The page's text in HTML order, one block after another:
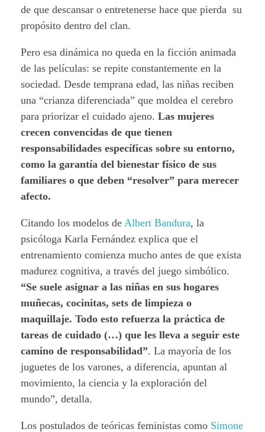
de que descansar o entretenerse hace que pierda su
propósito dentro del clan.
Pero esa dinámica no queda en la ficción animada
de las películas: se repite constantemente en la
sociedad. Desde temprana edad, las niñas reciben
una “crianza diferenciada” que moldea el cerebro
para priorizar el cuidado ajeno. Las mujeres
crecen convencidas de que tienen
responsabilidades específicas sobre su entorno,
como la garantía del bienestar físico de sus
familiares o que deben “resolver” para merecer
afecto.
Citando los modelos de Albert Bandura, la
psicóloga Karla Fernández explica que el
entrenamiento comienza mucho antes de que exista
madurez cognitiva, a través del juego simbólico.
“Se suele asignar a las niñas en sus hogares
muñecas, cocinitas, sets de limpieza o
maquillaje. Todo esto refuerza la práctica de
tareas de cuidado (…) que les lleva a seguir este
camino de responsabilidad”. La mayoría de los
juguetes de los varones, a diferencia, apuntan al
movimiento, la ciencia y la exploración del
mundo”, detalla.
Los postulados de teóricas feministas como Simone